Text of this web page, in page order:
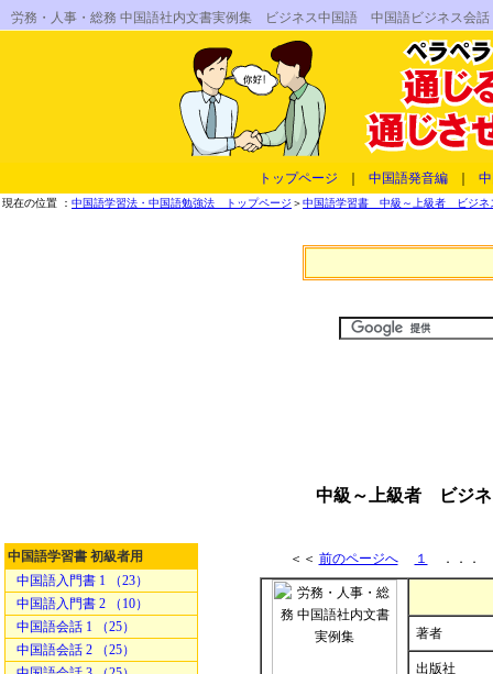
労務・人事・総務 中国語社内文書実例集 ビジネス中国語 中国語ビジネス
トップページ 中国語発音編
現在の位置 ： 中国語学習法・中国語勉強法 トップページ ＞中国語学習書 中級～上級者 ビジネ
中級～上級者 ビジネ
中国語学習書 初級者用
中国語入門書 1 （23）
中国語入門書 2 （10）
中国語会話 1 （25）
中国語会話 2 （25）
＜＜ 前のページへ １ ．．．
著者
出版社